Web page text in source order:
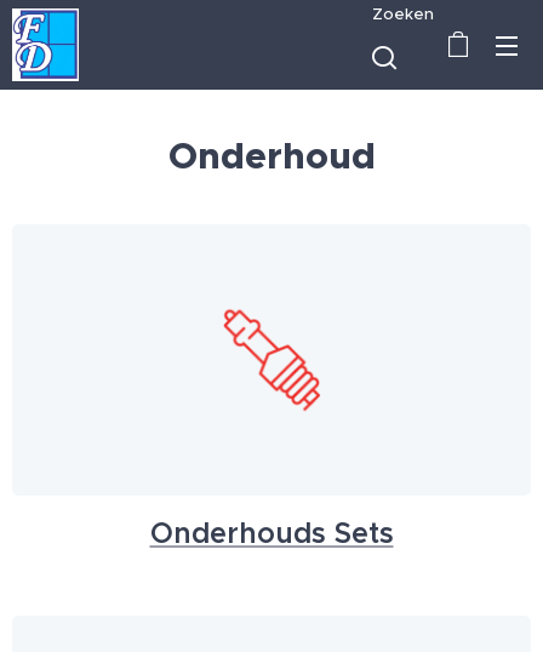
Zoeken
Onderhoud
Onderhouds Sets